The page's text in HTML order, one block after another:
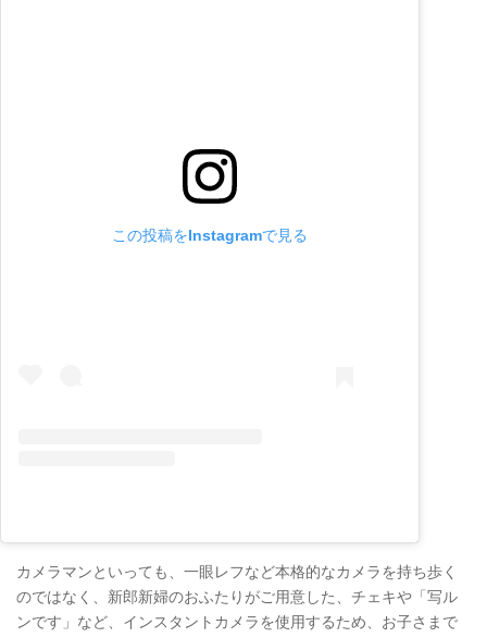
この投稿をInstagramで見る
カメラマンといっても、一眼レフなど本格的なカメラを持ち歩く
のではなく、新郎新婦のおふたりがご用意した、チェキや「写ル
ンです」など、インスタントカメラを使用するため、お子さまで